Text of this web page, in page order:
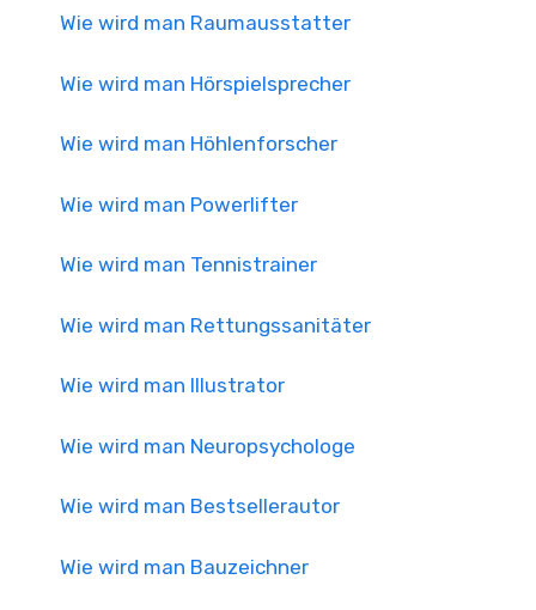
Wie wird man Raumausstatter
Wie wird man Hörspielsprecher
Wie wird man Höhlenforscher
Wie wird man Powerlifter
Wie wird man Tennistrainer
Wie wird man Rettungssanitäter
Wie wird man Illustrator
Wie wird man Neuropsychologe
Wie wird man Bestsellerautor
Wie wird man Bauzeichner